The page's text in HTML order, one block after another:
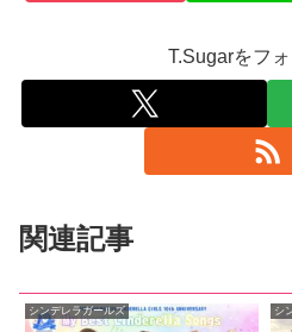
T.Sugarをフ
関連記事
シンデレラガールズ シ